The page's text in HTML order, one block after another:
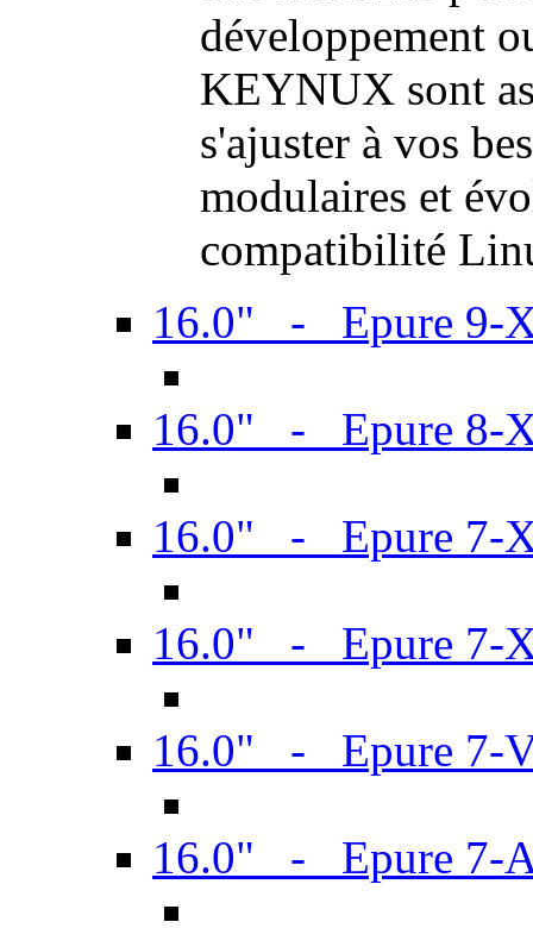
développement
KEYNUX sont
s'ajuster à vos
modulaires et
compatibilité
16.0" - Epure 9-
16.0" - Epure 8-
16.0" - Epure 7-
16.0" - Epure 7-
16.0" - Epure 7-
16.0" - Epure 7-